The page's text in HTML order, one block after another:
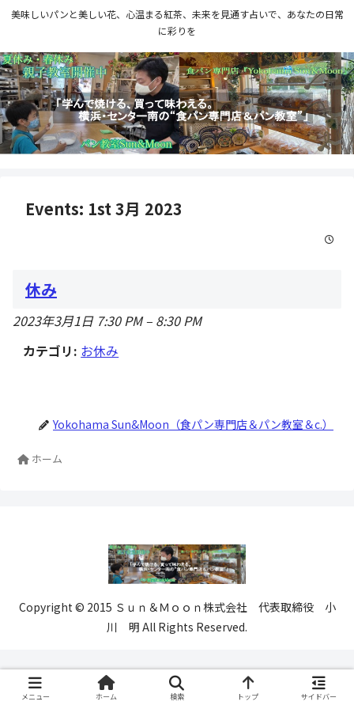
美味しいパンと美しい花、心温まる紅茶、未来を見通す占いで、あなたの日常
に彩りを
Events: 1st 3月 2023
休み
2023年3月1日 7:30 PM– 8:30 PM
カテゴリ: お休み
Yokohama Sun&Moon（食パン専門店＆パン教室＆c.）
ホーム
Copyright © 2015 Ｓｕｎ＆Ｍｏｏｎ株式会社 代表取締役 小
川 明 All Rights Reserved.
メニュー ホーム 検索 トップ サイドバー